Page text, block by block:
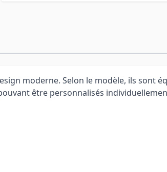
moderne. Selon le modèle, ils sont
être personnalisés